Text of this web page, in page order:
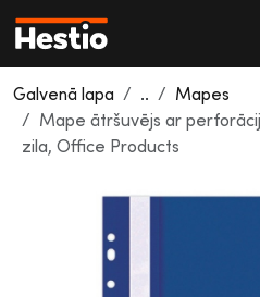
Galvenā lapa ..
Mapes
Mape ātršuvējs ar
zila, Office Products